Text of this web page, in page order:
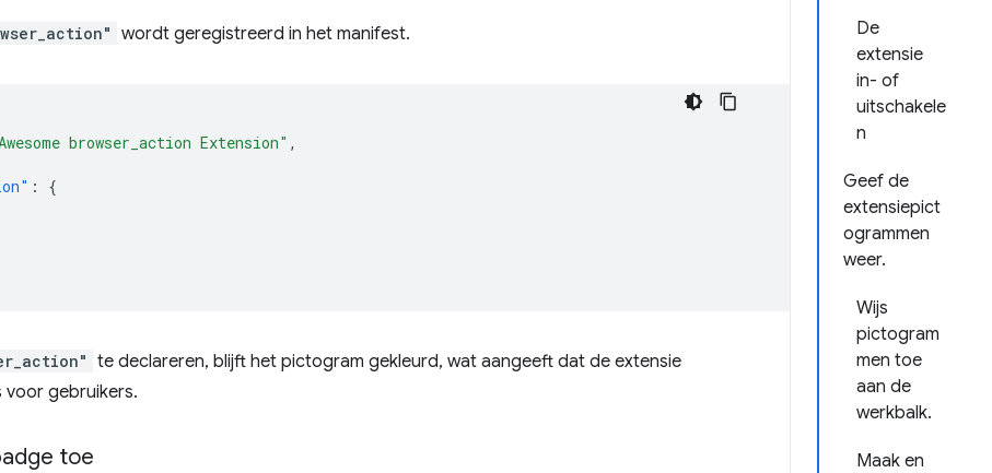
De
extensie
in- of
uitschakele
n
Geef de
extensiepict
ogrammen
weer.
Wijs
pictogram
men toe
aan de
werkbalk.
Maak en
wordt geregistreerd in het manifest.
browser_action Extension" ,
:
{
te declareren, blijft het pictogram gekleurd, wat aangeeft dat de extensie
voor gebruikers.
toe